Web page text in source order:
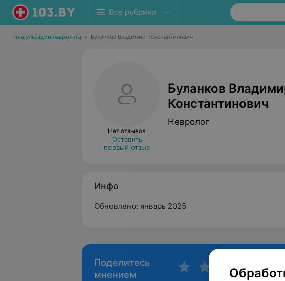
Все рубрики
Консультации невролога • Буланков Владимир Константинович
Нет отзывов
Оставить
первый отзыв
Буланков
Константинович
Невролог
Инфо
Обновлено: январь 2025
Поделитесь
мнением